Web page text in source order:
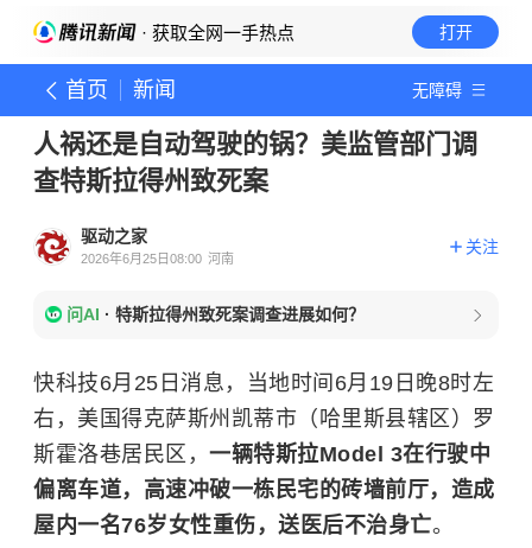
· 获取全网一手热点 打开
首页 新闻 无障碍
人祸还是自动驾驶的锅？美监管部门调
查特斯拉得州致死案
驱动之家
2026年6月25日08:00 河南
关注
问AI · 特斯拉得州致死案调查进展如何？
快科技6月25日消息，当地时间6月19日晚8时左
右，美国得克萨斯州凯蒂市（哈里斯县辖区）罗
斯霍洛巷居民区， 一辆特斯拉Model 3在行驶中
偏离车道，高速冲破一栋民宅的砖墙前厅，造成
屋内一名76岁女性重伤，送医后不治身亡。